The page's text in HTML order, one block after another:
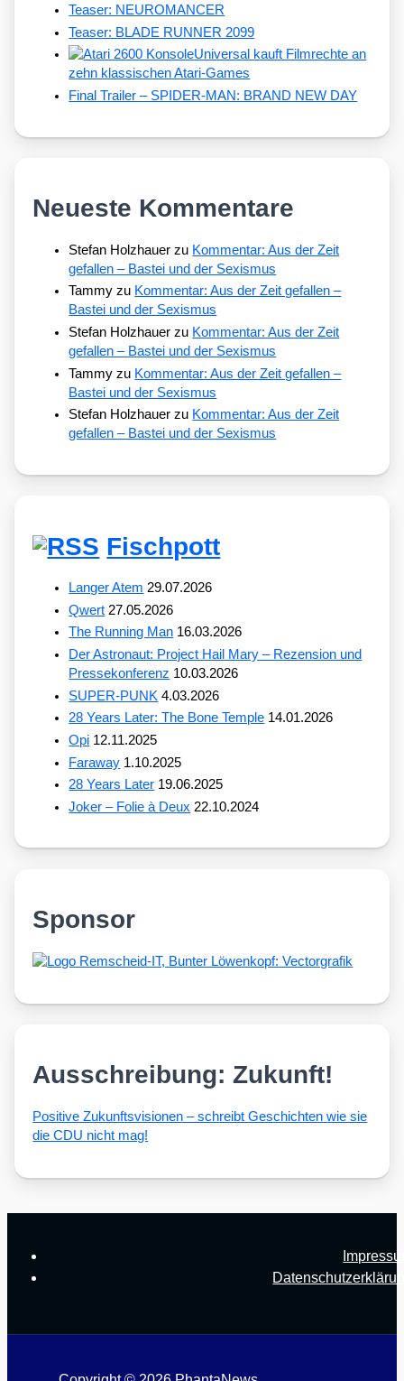
Teaser: NEUROMANCER
Teaser: BLADE RUNNER 2099
Universal kauft Filmrechte an
zehn klassischen Atari-Games
Final Trailer – SPIDER-MAN: BRAND NEW DAY
Neueste Kommentare
Stefan Holzhauer zu Kommentar: Aus der Zeit
gefallen – Bastei und der Sexismus
Tammy zu Kommentar: Aus der Zeit gefallen –
Bastei und der Sexismus
Stefan Holzhauer zu Kommentar: Aus der Zeit
gefallen – Bastei und der Sexismus
Tammy zu Kommentar: Aus der Zeit gefallen –
Bastei und der Sexismus
Stefan Holzhauer zu Kommentar: Aus der Zeit
gefallen – Bastei und der Sexismus
Fischpott
Langer Atem 29.07.2026
Qwert 27.05.2026
The Running Man 16.03.2026
Der Astronaut: Project Hail Mary – Rezension und
Pressekonferenz 10.03.2026
SUPER-PUNK 4.03.2026
28 Years Later: The Bone Temple 14.01.2026
Opi 12.11.2025
Faraway 1.10.2025
28 Years Later 19.06.2025
Joker – Folie à Deux 22.10.2024
Sponsor
Ausschreibung: Zukunft!
Posi­ti­ve Zukunfts­vi­sio­nen – schreibt Geschich­ten wie sie
die CDU nicht mag!